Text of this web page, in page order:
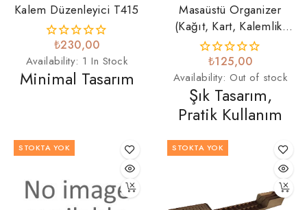
Kalem Düzenleyici T415
₺230,00
Availability: 1 In Stock
Minimal Tasarım
Masaüstü Organizer
(Kağıt, Kart, Kalemlik)
T361
₺125,00
Availability: Out of stock
Şık Tasarım,
Pratik Kullanım
STOKTA YOK STOKTA YOK